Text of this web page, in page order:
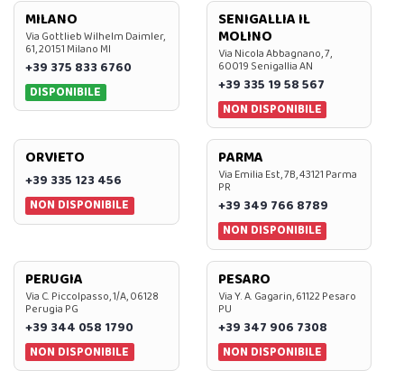
MILANO
Via Gottlieb Wilhelm Daimler,
61, 20151 Milano MI
+39 375 833 6760
DISPONIBILE
SENIGALLIA IL
MOLINO
Via Nicola Abbagnano, 7,
60019 Senigallia AN
+39 335 19 58 567
NON DISPONIBILE
ORVIETO
+39 335 123 456
NON DISPONIBILE
PARMA
Via Emilia Est, 7B, 43121 Parma
PR
+39 349 766 8789
NON DISPONIBILE
PERUGIA
Via C. Piccolpasso, 1/A, 06128
Perugia PG
+39 344 058 1790
NON DISPONIBILE
PESARO
Via Y. A. Gagarin, 61122 Pesaro
PU
+39 347 906 7308
NON DISPONIBILE